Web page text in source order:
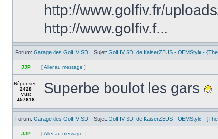
http://www.golfiv.fr/
http://www.golfiv.f...
Forum: Garage des Golf IV SDI Sujet: Golf IV SDI de KaiserZEUS - OEMStyle -
JJP [Aller au message ]
Réponses:
2428
Vus:
457618
Superbe boulot les gars
Forum: Garage des Golf IV SDI Sujet: Golf IV SDI de KaiserZEUS - OEMStyle -
JJP [Aller au message ]